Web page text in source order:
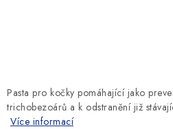
Podmínky ochrany osobních údajů
Pasta pro kočky pomáhající jako
trichobezoárů a k odstranění již
Více informací